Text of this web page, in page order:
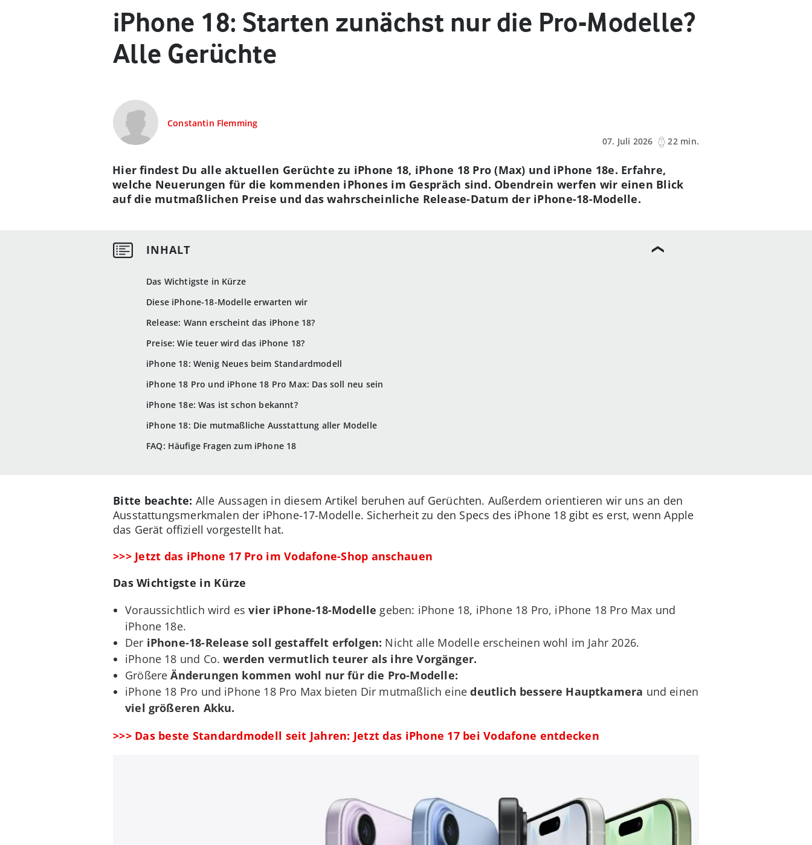
iPhone 18: Starten zunächst nur die Pro-Modelle?
Alle Gerüchte
Constantin Flemming
07. Juli 2026
22 min.
Das Wichtigste in Kürze
Diese iPhone-18-Modelle erwarten wir
Release: Wann erscheint das iPhone 18?
Preise: Wie teuer wird das iPhone 18?
iPhone 18: Wenig Neues beim Standardmodell
iPhone 18 Pro und iPhone 18 Pro Max: Das soll neu sein
iPhone 18e: Was ist schon bekannt?
iPhone 18: Die mutmaßliche Ausstattung aller Modelle
FAQ: Häufige Fragen zum iPhone 18
Hier findest Du alle aktuellen Gerüchte zu iPhone 18, iPhone 18 Pro (Max) und iPhone 18e. Erfahre,
welche Neuerungen für die kommenden iPhones im Gespräch sind. Obendrein werfen wir einen Blick
auf die mutmaßlichen Preise und das wahrscheinliche Release-Datum der iPhone-18-Modelle.
Bitte beachte: Alle Aussagen in diesem Artikel beruhen auf Gerüchten. Außerdem orientieren wir uns an den
Ausstattungsmerkmalen der iPhone-17-Modelle. Sicherheit zu den Specs des iPhone 18 gibt es erst, wenn Apple
das Gerät offiziell vorgestellt hat.
>>> Jetzt das iPhone 17 Pro im Vodafone-Shop anschauen
Das Wichtigste in Kürze
Voraussichtlich wird esvier iPhone-18-Modelle geben: iPhone 18, iPhone 18 Pro, iPhone 18 Pro Max und
iPhone 18e.
Der iPhone-18-Release soll gestaffelt erfolgen: Nicht alle Modelle erscheinen wohl im Jahr 2026.
iPhone 18 und Co.werden vermutlich teurer als ihre Vorgänger.
GrößereÄnderungen kommen wohl nur für die Pro-Modelle:
iPhone 18 Pro und iPhone 18 Pro Max bieten Dir mutmaßlich einedeutlich bessere Hauptkamera und einen
viel größeren Akku.
>>> Das beste Standardmodell seit Jahren: Jetzt das iPhone 17 bei Vodafone entdecken